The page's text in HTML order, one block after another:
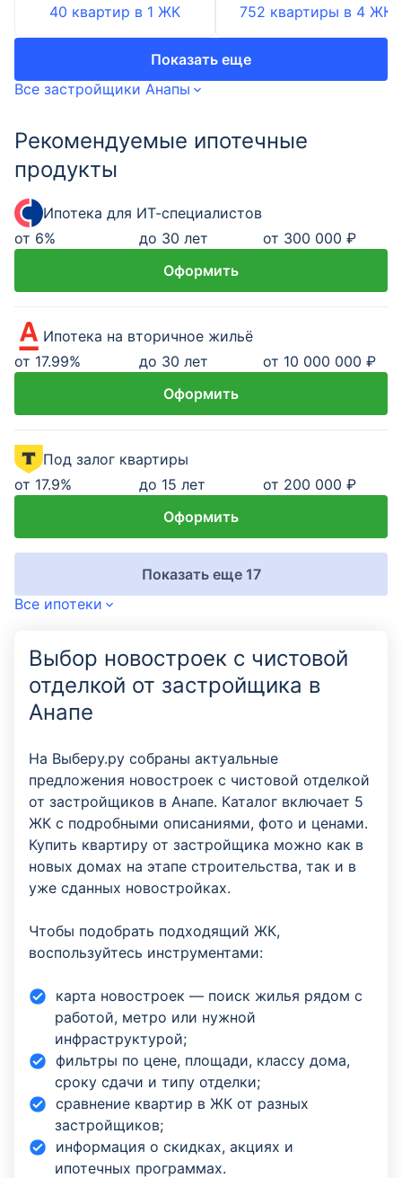
40 квартир в 1 ЖК
752 квартиры в 4 ЖК
Показать еще
Все застройщики Анапы
Рекомендуемые ипотечные
продукты
Ипотека для ИТ-специалистов
от 6% до 30 лет
от 300 000 ₽
Оформить
Ипотека на вторичное жильё
от 17.99% до 30 лет
от 10 000 000 ₽
Оформить
Под залог квартиры
от 17.9% до 15 лет
от 200 000 ₽
Оформить
Показать еще 17
Все ипотеки
Выбор новостроек с чистовой
отделкой от застройщика в
Анапе
На Выберу.ру собраны актуальные
предложения новостроек с чистовой отделкой
от застройщиков в Анапе. Каталог включает 5
ЖК с подробными описаниями, фото и ценами.
Купить квартиру от застройщика можно как в
новых домах на этапе строительства, так и в
уже сданных новостройках.
Чтобы подобрать подходящий ЖК,
воспользуйтесь инструментами:
карта новостроек — поиск жилья рядом с
работой, метро или нужной
инфраструктурой;
фильтры по цене, площади, классу дома,
сроку сдачи и типу отделки;
сравнение квартир в ЖК от разных
застройщиков;
информация о скидках, акциях и
ипотечных программах.